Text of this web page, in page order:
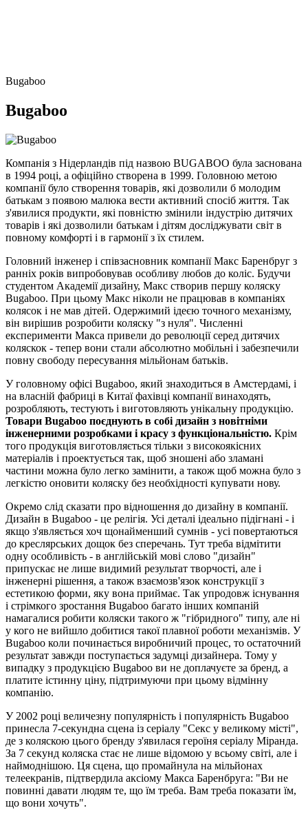
Bugaboo
Bugaboo
Компанія з Нідерландів під назвою BUGABOO була заснована
в 1994 році, а офіційно створена в 1999. Головною метою
компанії було створення товарів, які дозволили б молодим
батькам з появою малюка вести активний спосіб життя. Так
з'явилися продукти, які повністю змінили індустрію дитячих
товарів і які дозволили батькам і дітям досліджувати світ в
повному комфорті і в гармонії з їх стилем.
Головний інженер і співзасновник компанії Макс Баренбруг з
ранніх років випробовував особливу любов до коліс. Будучи
студентом Академії дизайну, Макс створив першу коляску
Bugaboo. При цьому Макс ніколи не працював в компаніях
колясок і не мав дітей. Одержимий ідеєю точного механізму,
він вирішив розробити коляску "з нуля". Численні
експерименти Макса привели до революції серед дитячих
коляскок - тепер вони стали абсолютно мобільні і забезпечили
повну свободу пересування мільйонам батьків.
У головному офісі Bugaboo, який знаходиться в Амстердамі, і
на власній фабриці в Китаї фахівці компанії винаходять,
розробляють, тестують і виготовляють унікальну продукцію.
Товари Bugaboo поєднують в собі дизайн з новітніми
інженерними розробками і красу з функціональністю. Крім
того продукція виготовляється тільки з високоякісних
матеріалів і проектується так, щоб зношені або зламані
частини можна було легко замінити, а також щоб можна було з
легкістю оновити коляску без необхідності купувати нову.
Окремо слід сказати про відношення до дизайну в компанії.
Дизайн в Bugaboo - це релігія. Усі деталі ідеально підігнані - і
якщо з'являється хоч щонайменший сумнів - усі повертаються
до креслярських дощок без сперечань. Тут треба відмітити
одну особливість - в англійській мові слово "дизайн"
припускає не лише видимий результат творчості, але і
інженерні рішення, а також взаємозв'язок конструкції з
естетикою форми, яку вона приймає. Так упродовж існування
і стрімкого зростання Bugaboo багато інших компаній
намагалися робити коляски такого ж "гібридного" типу, але ні
у кого не вийшло добитися такої плавної роботи механізмів. У
Bugaboo коли починається виробничий процес, то остаточний
результат завжди поступається задумці дизайнера. Тому у
випадку з продукцією Bugaboo ви не доплачуєте за бренд, а
платите істинну ціну, підтримуючи при цьому відмінну
компанію.
У 2002 році величезну популярність і популярність Bugaboo
принесла 7-секундна сцена із серіалу "Секс у великому місті",
де з коляскою цього бренду з'явилася героїня серіалу Міранда.
За 7 секунд коляска стає не лише відомою у всьому світі, але і
наймоднішою. Ця сцена, що промайнула на мільйонах
телеекранів, підтвердила аксіому Макса Баренбруга: "Ви не
повинні давати людям те, що їм треба. Вам треба показати їм,
що вони хочуть".